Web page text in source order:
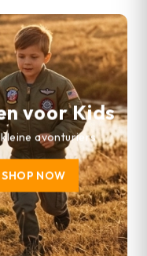
voor Kids
avonturiers
SHOP NOW